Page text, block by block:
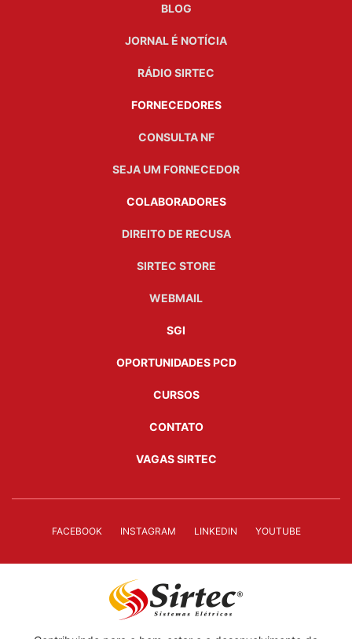
BLOG
JORNAL É NOTÍCIA
RÁDIO SIRTEC
FORNECEDORES
CONSULTA NF
SEJA UM FORNECEDOR
COLABORADORES
DIREITO DE RECUSA
SIRTEC STORE
WEBMAIL
SGI
OPORTUNIDADES PCD
CURSOS
CONTATO
VAGAS SIRTEC
FACEBOOK INSTAGRAM LINKEDIN YOUTUBE